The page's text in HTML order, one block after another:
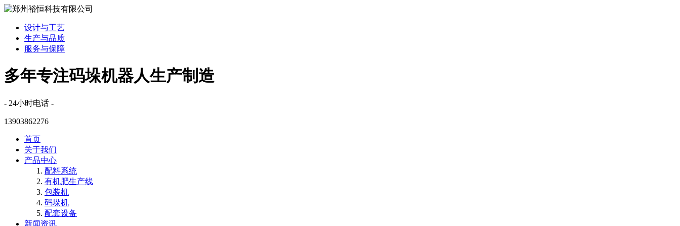
设计与工艺
生产与品质
服务与保障
多年专注码垛机器人生产制造
- 24小时电话 -
13903862276
首页
关于我们
产品中心
配料系统
有机肥生产线
包装机
码垛机
配套设备
新闻资讯